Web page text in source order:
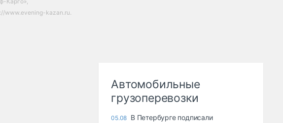
www.evening-kazan.ru.
Автомобильные
грузоперевозки
05.08 В Петербурге подписали